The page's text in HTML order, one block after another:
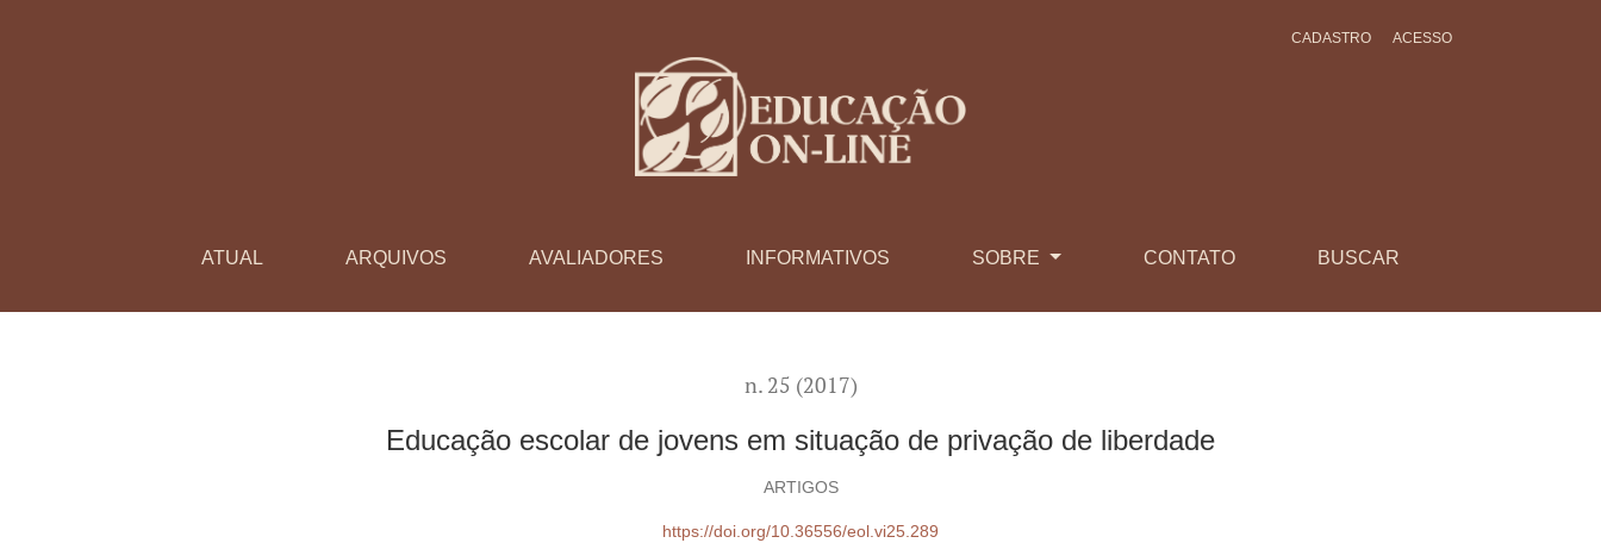
ATUAL ARQUIVOS AVALIADORES INFORMATIVOS SOBRE CONTATO BUSCAR
CADASTRO ACESSO
n. 25 (2017)
Educação escolar de jovens em situação de privação de liberdade
ARTIGOS
https://doi.org/10.36556/eol.vi25.289